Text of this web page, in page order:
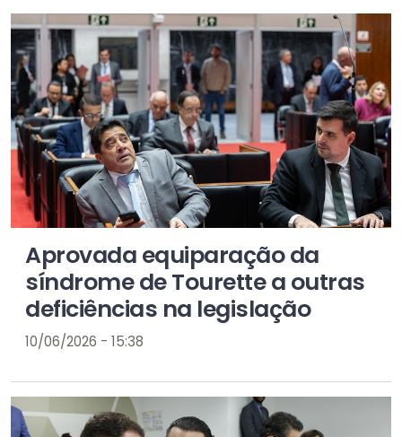
Aprovada equiparação da
síndrome de Tourette a outras
deficiências na legislação
10/06/2026 - 15:38